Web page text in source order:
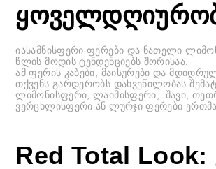
იასამნისფერი ფერები და ნათელი
წლის მოდის ტენდენციებს შორისაა.
ამ ფერის კაბები, მაისურები და
თქვენს გარდერობს დახვეწილობას
ლიმონისფერი, ლაიმისფერი, შავი,
ვერცხლისფერი ან ლურჯი ფერები
Red Total Look: